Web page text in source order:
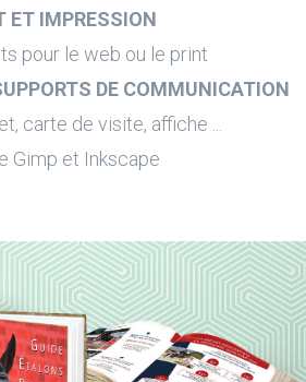
ET IMPRESSION
pour le web ou le print
DE COMMUNICATION
carte de visite, affiche ...
Gimp et Inkscape